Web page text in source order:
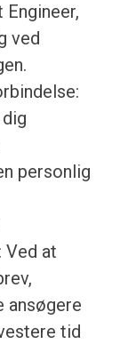
ved
personlig
at
ansøgere
tid